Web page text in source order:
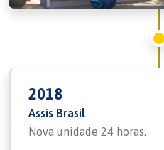
2018
Assis Brasil
Nova unidade 24 horas.